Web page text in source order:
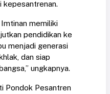
kepesantrenan.
memiliki
pendidikan ke
menjadi generasi
dan siap
ungkapnya.
Pondok Pesantren